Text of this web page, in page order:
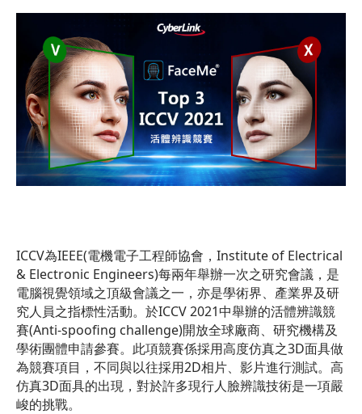
ICCV為IEEE(電機電子工程師協會，Institute of Electrical
& Electronic Engineers)每兩年舉辦一次之研究會議，是
電腦視覺領域之頂級會議之一，亦是學術界、產業界及研
究人員之指標性活動。於ICCV 2021中舉辦的活體辨識競
賽(Anti-spoofing challenge)開放全球廠商、研究機構及
學術團體申請參賽。此項競賽係採用高度仿真之3D面具做
為競賽項目，不同與以往採用2D相片、影片進行測試。高
仿真3D面具的出現，對於許多現行人臉辨識技術是一項嚴
峻的挑戰。